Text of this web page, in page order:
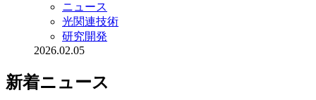
ニュース
光関連技術
研究開発
2026.02.05
新着ニュース